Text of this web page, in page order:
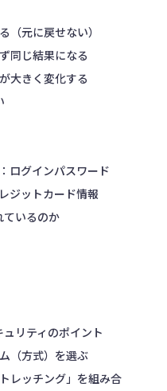
（元に戻せない）
同じ結果になる
大きく変化する
ログインパスワード
ジットカード情報
ているのか
リティのポイント
（方式）を選ぶ
レッチング」を組み合